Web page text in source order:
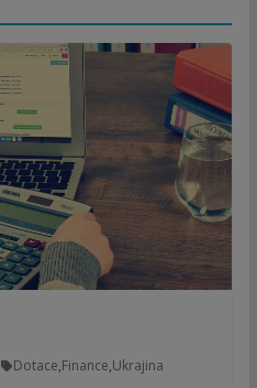
Dotace,Finance,Ukrajina